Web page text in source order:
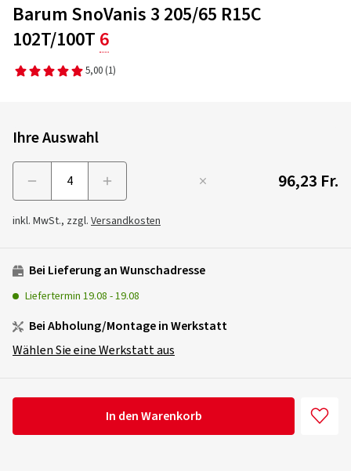
Barum SnoVanis 3 205/65 R15C
102T/100T 6
5,00 (1)
Ihre Auswahl
96,23 Fr.
inkl. MwSt., zzgl. Versandkosten
Bei Lieferung an Wunschadresse
Liefertermin 19.08 -19.08
Bei Abholung/Montage in Werkstatt
Wählen Sie eine Werkstatt aus
In den Warenkorb